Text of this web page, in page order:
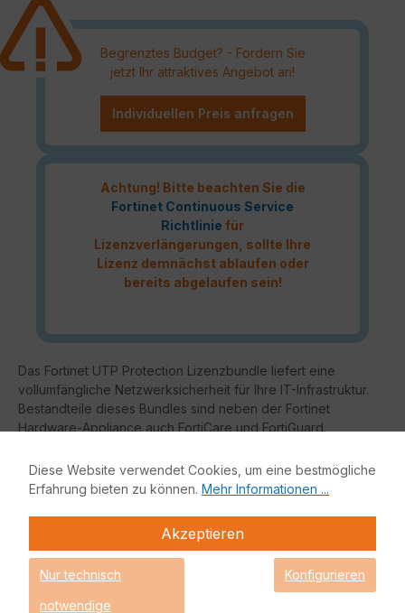
Begrenztes Budget? - Fordern Sie
jetzt Ihr attraktives Angebot an!
Individuellen Preis anfragen
Achtung! Bitte beachten Sie die
Fortinet Continuous Service
Richtlinie für
Lizenzverlängerungen, sollte Ihre
Lizenz demnächst ablaufen oder
bereits abgelaufen sein!
Das Fortinet UTP Protection Lizenzbundle liefert eine
vollumfängliche Netzwerksicherheit für Ihre IT-Infrastruktur.
Bestandteile dieses Bundles sind neben der Fortinet
Hardware-Appliance auch FortiCare und FortiGuard.
Enterprise Protection
Protection (ATP)
Grundfunktio
nalität
Diese Website verwendet Cookies, um eine bestmögliche
Erfahrung bieten zu können. Mehr Informationen ...
Akzeptieren
Nur technisch
notwendige
Konfigurieren